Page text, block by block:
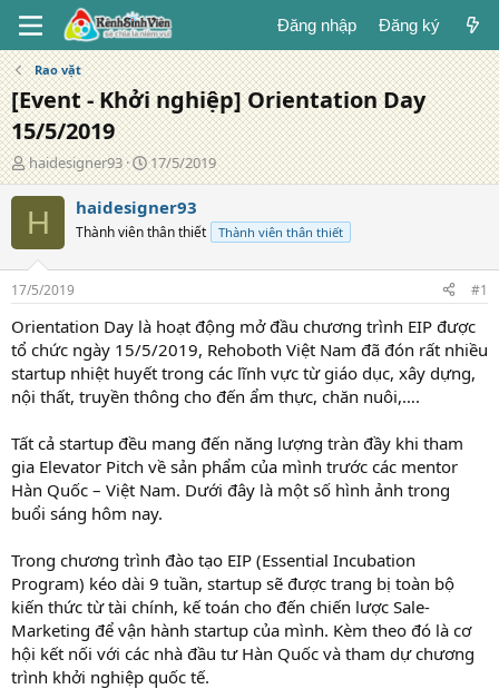
Đăng nhập Đăng ký
Rao vặt
[Event - Khởi nghiệp] Orientation Day
15/5/2019
T
á
c
g
ả
haidesigner93
N
g
à
y
đ
g
17/5/2019
H haidesigner93
Thành viên thân thiết Thành viên thân thiết
17/5/2019 #1
Orientation Day là hoạt động mở đầu chương trình EIP được
tổ chức ngày 15/5/2019, Rehoboth Việt Nam đã đón rất nhiều
startup nhiệt huyết trong các lĩnh vực từ giáo dục, xây dựng,
nội thất, truyền thông cho đến ẩm thực, chăn nuôi,….
Tất cả startup đều mang đến năng lượng tràn đầy khi tham
gia Elevator Pitch về sản phẩm của mình trước các mentor
Hàn Quốc – Việt Nam. Dưới đây là một số hình ảnh trong
buổi sáng hôm nay.
Trong chương trình đào tạo EIP (Essential Incubation
Program) kéo dài 9 tuần, startup sẽ được trang bị toàn bộ
kiến thức từ tài chính, kế toán cho đến chiến lược Sale-
Marketing để vận hành startup của mình. Kèm theo đó là cơ
hội kết nối với các nhà đầu tư Hàn Quốc và tham dự chương
trình khởi nghiệp quốc tế.